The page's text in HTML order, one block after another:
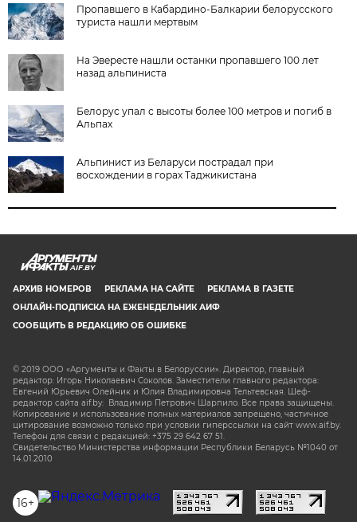
Пропавшего в Кабардино-Балкарии белорусского
туриста нашли мертвым
На Эвересте нашли останки пропавшего 100 лет
назад альпиниста
Белорус упал с высоты более 100 метров и погиб в
Альпах
Альпинист из Беларуси пострадал при
восхождении в горах Таджикистана
AIF.BY
АРХИВ НОМЕРОВ РЕКЛАМА НА САЙТЕ
РЕКЛАМА В ГАЗЕТЕ
ОНЛАЙН-ПОДПИСКА НА ЕЖЕНЕДЕЛЬНИК АИФ
СООБЩИТЬ В РЕДАКЦИЮ ОБ ОШИБКЕ
© 2019 ООО «Аргументы и Факты в Белоруссии». Директор, главный
редактор: Игорь Николаевич Соколов. Заместители главного редактора:
Евгений Юрьевич Олейник и Юлия Владимировна Тельтевская. Шеф-
редактор сайта aif.by: Владимир Петрович Шарпило. Все права защищены.
Копирование и использование полных материалов запрещено, частичное
цитирование возможно только при условии гиперссылки на сайт www.aif.by.
Телефон для связи с редакцией: +375 29 642 67 51.
Свидетельство Министерства информации Республики Беларусь №1040 от
14.01.2010
16+